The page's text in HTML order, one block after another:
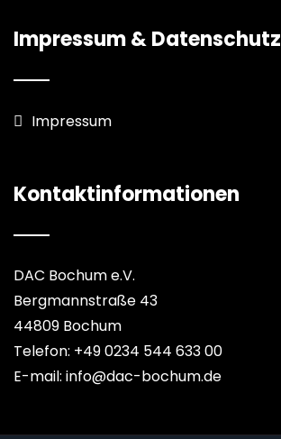
Impressum & Datenschutz
Impressum
Kontaktinformationen
DAC Bochum e.V.
Bergmannstraße 43
44809 Bochum
Telefon: +49 0234 544 633 00
E-mail: info@dac-bochum.de